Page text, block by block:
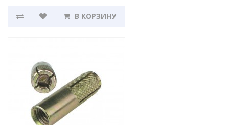
В КОРЗИНУ